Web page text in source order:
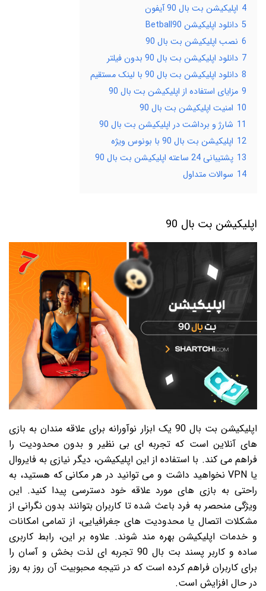
4 اپلیکیشن بت بال 90 آیفون
5 دانلود اپلیکیشن Betball90
6 نصب اپلیکیشن بت بال 90
7 دانلود اپلیکیشن بت بال 90 بدون فیلتر
8 دانلود اپلیکیشن بت بال 90 با لینک مستقیم
9 مزایای استفاده از اپلیکیشن بت بال 90
10 امنیت اپلیکیشن بت بال 90
11 شارژ و برداشت در اپلیکیشن بت بال 90
12 اپلیکیشن بت بال 90 با بونوس ویژه
13 پشتیبانی 24 ساعته اپلیکیشن بت بال 90
14 سوالات متداول
اپلیکیشن بت بال 90
اپلیکیشن بت بال 90 یک ابزار نوآورانه برای علاقه مندان به بازی
های آنلاین است که تجربه ای بی نظیر و بدون محدودیت را
فراهم می کند. با استفاده از این اپلیکیشن، دیگر نیازی به فایروال
یا VPN نخواهید داشت و می توانید در هر مکانی که هستید، به
راحتی به بازی های مورد علاقه خود دسترسی پیدا کنید. این
ویژگی منحصر به فرد باعث شده تا کاربران بتوانند بدون نگرانی از
مشکلات اتصال یا محدودیت های جغرافیایی، از تمامی امکانات
و خدمات اپلیکیشن بهره مند شوند. علاوه بر این، رابط کاربری
ساده و کاربر پسند بت بال 90 تجربه ای لذت بخش و آسان را
برای کاربران فراهم کرده است که در نتیجه محبوبیت آن روز به روز
در حال افزایش است.